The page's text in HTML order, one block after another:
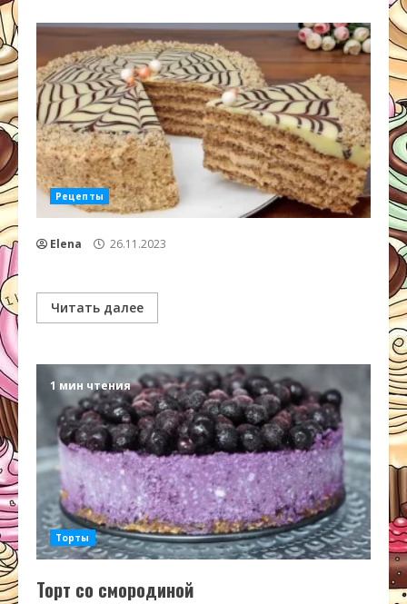
Рецепты
Elena 26.11.2023
Читать далее
1 мин чтения
Торты
Торт со смородиной